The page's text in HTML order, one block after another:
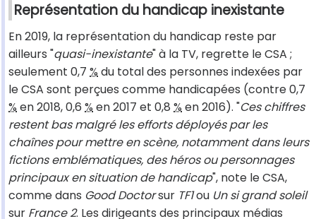
Représentation du handicap inexistante
En 2019, la représentation du handicap reste par
ailleurs "quasi-inexistante" à la TV, regrette le CSA ;
seulement 0,7 %du total des personnes indexées par
le CSA sont perçues comme handicapées (contre 0,7
%en 2018, 0,6 %en 2017 et 0,8 %en 2016). "Ces chiffres
restent bas malgré les efforts déployés par les
chaînes pour mettre en scène, notamment dans leurs
fictions emblématiques, des héros ou personnages
principaux en situation de handicap", note le CSA,
comme dans Good Doctorsur TF1ou Un si grand soleil
sur France 2. Les dirigeants des principaux médias